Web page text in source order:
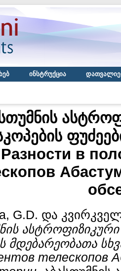
ინსტრუქცია
в
G.D. და
მდებარეობათა
телескопов